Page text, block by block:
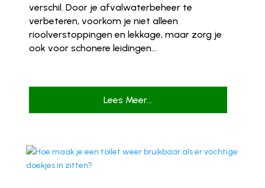
verschil. Door je afvalwaterbeheer te
verbeteren, voorkom je niet alleen
rioolverstoppingen en lekkage, maar zorg je
ook voor schonere leidingen...
Lees Meer...